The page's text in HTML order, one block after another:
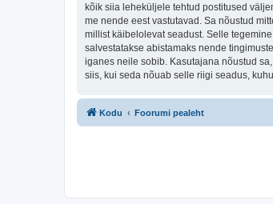
kõik siia leheküljele tehtud postitused
me nende eest vastutavad. Sa nõustud
millist käibelolevat seadust. Selle
salvestatakse abistamaks nende
iganes neile sobib. Kasutajana nõustud
siis, kui seda nõuab selle riigi seadus,
Kodu Foorumi pealeht